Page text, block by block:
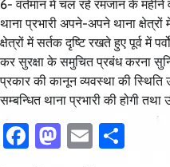
6- वर्तमान में चल रहे रमजान के महीने
थाना प्रभारी अपने-अपने थाना
क्षेत्रों में सर्तक दृष्टि रखते हुए पूर्व में
कर सुरक्षा के समुचित प्रबंध करना
प्रकार की कानून व्यवस्था की स्थिति
सम्बन्धित थाना प्रभारी की होगी
Facebook
Mastodon
Email